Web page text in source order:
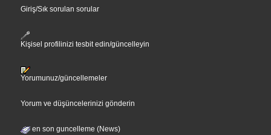
Giriş/Sık sorulan sorular
Kişisel profilinizi tesbit edin/güncelleyin
Yorumunuz/güncellemeler
Yorum ve düşüncelerinizi gönderin
en son guncelleme (News)